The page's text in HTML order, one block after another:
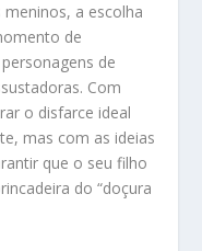
a escolha
de
de
Com
o disfarce ideal
mas com as ideias
que o seu filho
do “doçura